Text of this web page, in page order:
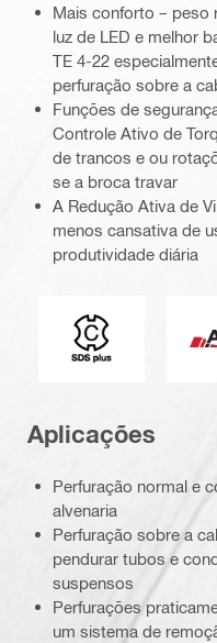
Mais conforto – peso
luz de LED e melhor
TE 4-22
perfuração sobre a
Funções de
Controle Ativo de
de trancos e ou
se a broca travar
A Redução Ativa de
menos cansativa de
produtividade diária
Tipo de mandril
Aplicações
Perfuração normal e
alvenaria
Perfuração sobre a
pendurar tubos e
suspensos
Perfurações
um sistema de